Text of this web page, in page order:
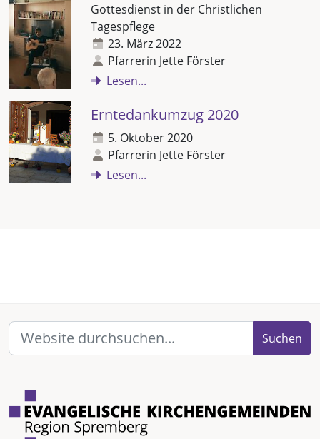
Gottesdienst in der Christlichen
Tagespflege
23. März 2022
Pfarrerin Jette Förster
Lesen...
Erntedankumzug 2020
5. Oktober 2020
Pfarrerin Jette Förster
Lesen...
Suchen